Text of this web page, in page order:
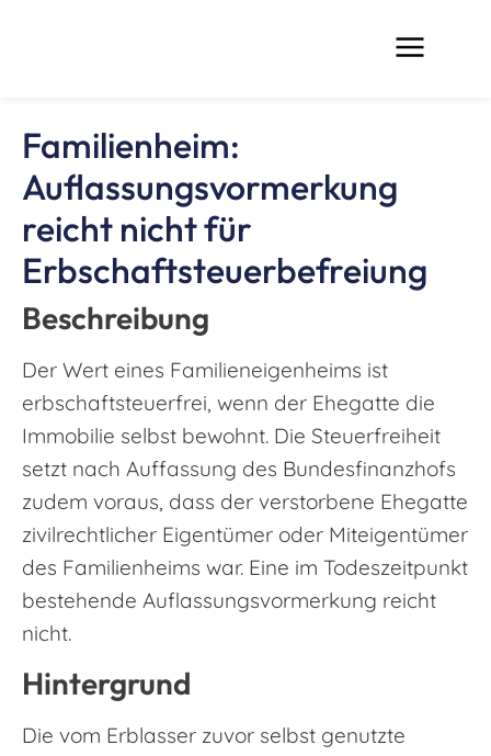
Familienheim:
Auflassungsvormerkung
reicht nicht für
Erbschaftsteuerbefreiung
Beschreibung
Der Wert eines Familieneigenheims ist
erbschaftsteuerfrei, wenn der Ehegatte die
Immobilie selbst bewohnt. Die Steuerfreiheit
setzt nach Auffassung des Bundesfinanzhofs
zudem voraus, dass der verstorbene Ehegatte
zivilrechtlicher Eigentümer oder Miteigentümer
des Familienheims war. Eine im Todeszeitpunkt
bestehende Auflassungsvormerkung reicht
nicht.
Hintergrund
Die vom Erblasser zuvor selbst genutzte